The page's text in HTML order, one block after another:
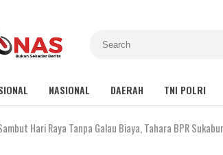
NASIONAL DAERAH TNI POLRI
Hari Raya Tanpa Galau Biaya, Tahara BPR